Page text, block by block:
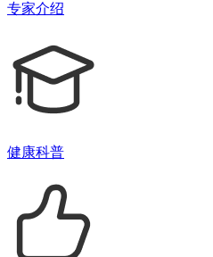
专家介绍
健康科普